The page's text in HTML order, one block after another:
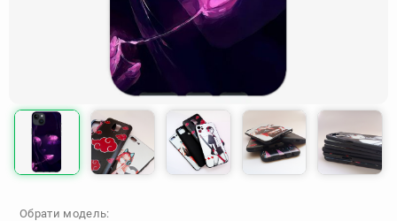
Обрати модель: